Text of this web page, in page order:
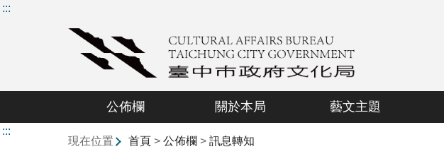
:::
公佈欄 關於本局 藝文主題
:::
現在位置
首頁> 公佈欄 > 訊息轉知